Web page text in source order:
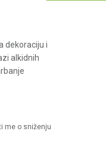
dekoraciju i
alkidnih
me o sniženju